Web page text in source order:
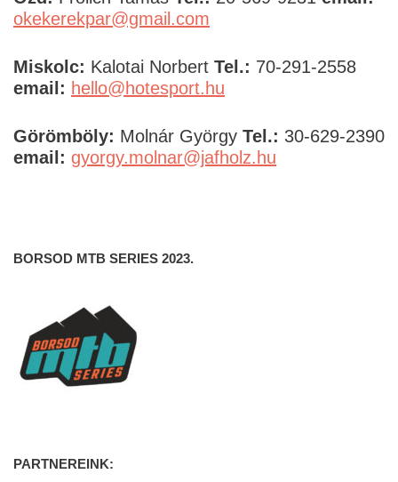
okekerekpar@gmail.com
Miskolc: Kalotai Norbert Tel.: 70-291-2558
email: hello@hotesport.hu
Görömböly: Molnár György Tel.: 30-629-2390
email: gyorgy.molnar@jafholz.hu
BORSOD MTB SERIES 2023.
PARTNEREINK: